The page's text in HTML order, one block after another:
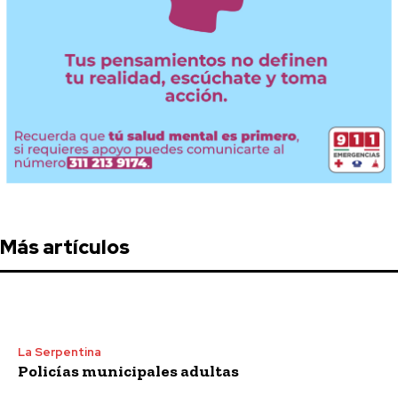
Más artículos
La Serpentina
Policías municipales adultas